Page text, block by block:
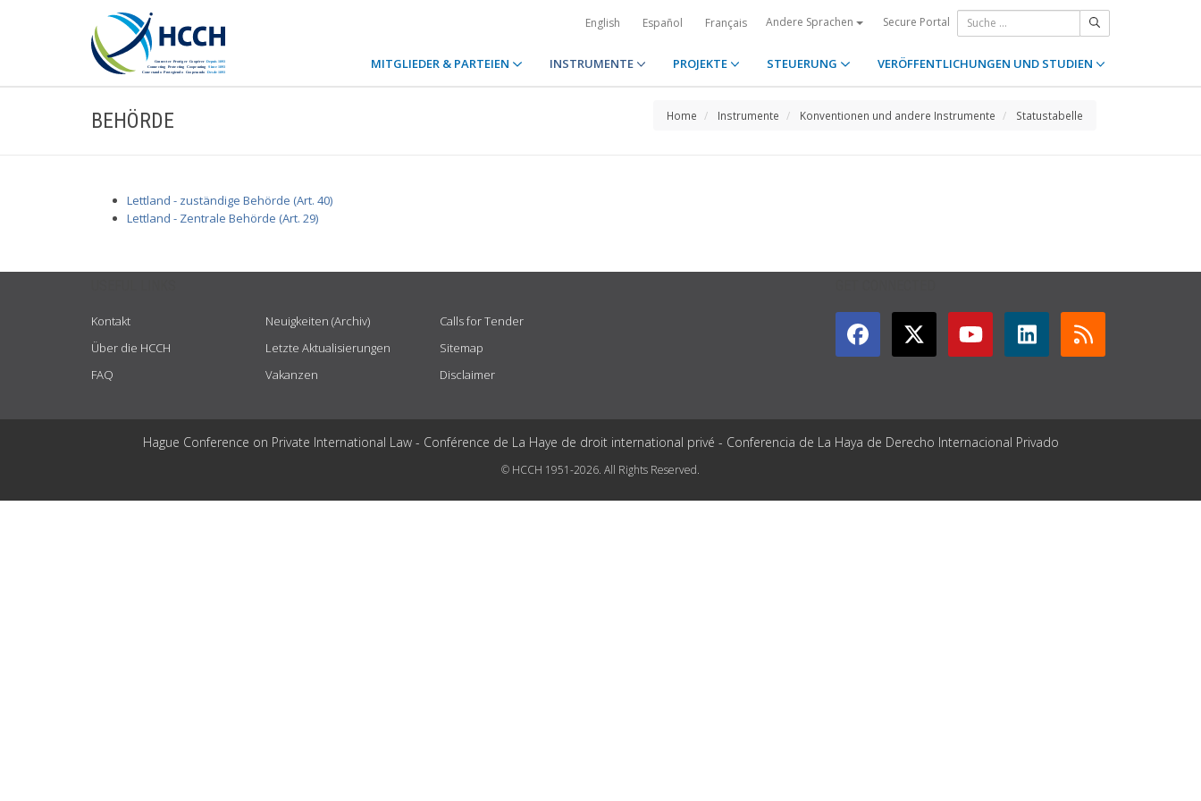
English Español Français Andere Sprachen Secure Portal
MITGLIEDER & PARTEIEN INSTRUMENTE PROJEKTE STEUERUNG VERÖFFENTLICHUNGEN UND STUDIEN
BEHÖRDE Home Instrumente Konventionen und andere Instrumente Statustabelle
Lettland - zuständige Behörde (Art. 40)
Lettland - Zentrale Behörde (Art. 29)
Kontakt
Über die HCCH
FAQ
Neuigkeiten (Archiv)
Letzte Aktualisierungen
Vakanzen
Calls for Tender
Sitemap
Disclaimer
Hague Conference on Private International Law - Conférence de La Haye de droit international privé - Conferencia de La Haya de Derecho Internacional Privado
© HCCH 1951-2026. All Rights Reserved.